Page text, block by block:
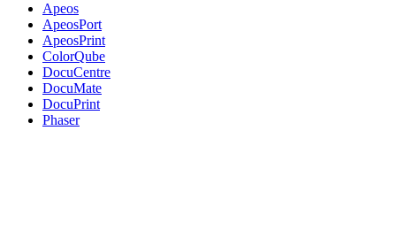
Apeos
ApeosPort
ApeosPrint
ColorQube
DocuCentre
DocuMate
DocuPrint
Phaser